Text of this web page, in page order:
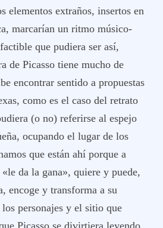
elementos extraños, insertos en
marcarían un ritmo músico-
que pudiera ser así,
de Picasso tiene mucho de
encontrar sentido a propuestas
como es el caso del retrato
(o no) referirse al espejo
ocupando el lugar de los
que están ahí porque a
da la gana», quiere y puede,
encoge y transforma a su
personajes y el sitio que